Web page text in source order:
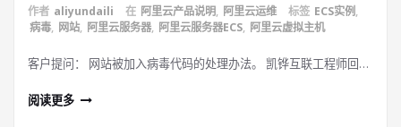
作者 aliyundaili 在 阿里云产品说明, 阿里云运维 标签 ECS实例,
病毒, 网站, 阿里云服务器, 阿里云服务器ECS, 阿里云虚拟主机
客户提问： 网站被加入病毒代码的处理办法。 凯铧互联工程师回…
阅读更多